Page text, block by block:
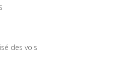
des vols